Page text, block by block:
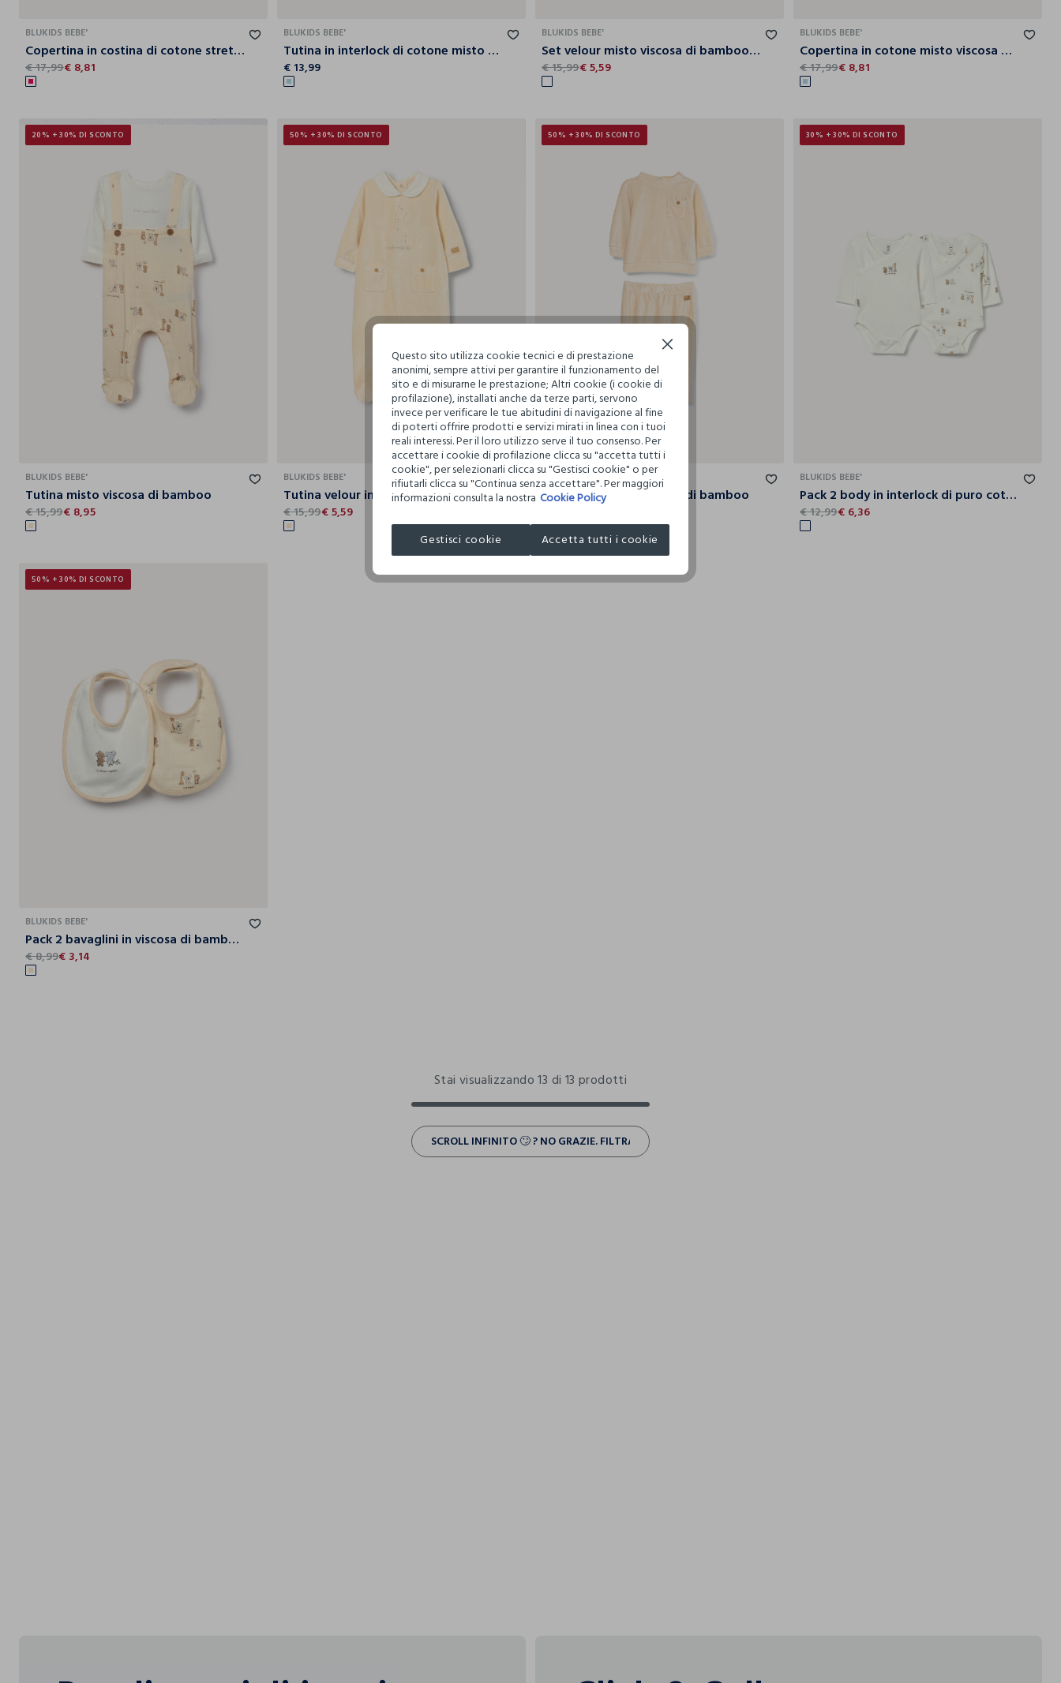
BLUKIDS BEBE'
Copertina in costina di cotone stretch neonata
€ 17,99€ 8,81
BLUKIDS BEBE'
Tutina in interlock di cotone misto viscosa neonato
€ 13,99
BLUKIDS BEBE'
Set velour misto viscosa di bamboo neonato
€ 15,99€ 5,59
BLUKIDS BEBE'
Copertina in cotone misto viscosa di bamboo neonato
€ 17,99€ 8,81
20% + 30% DI SCONTO
BLUKIDS BEBE'
Tutina misto viscosa di bamboo
€ 15,99€ 8,95
50% + 30% DI SCONTO
0-1 1-3 3-6 6-9
BLUKIDS BEBE'
Tutina velour in misto viscosa di bamboo
€ 15,99€ 5,59
50% + 30% DI SCONTO
BLUKIDS BEBE'
Set velour misto viscosa di bamboo
30% + 30% DI SCONTO
BLUKIDS BEBE'
Pack 2 body in interlock di puro cotone
€ 12,99€ 6,36
50% + 30% DI SCONTO
BLUKIDS BEBE'
Pack 2 bavaglini in viscosa di bamboo misto cotone
€ 8,99€ 3,14
Stai visualizzando 13 di 13 prodotti
SCROLL INFINITO 🙄 ? NO GRAZIE. FILTRA!
Questo sito utilizza cookie tecnici e di prestazione
anonimi, sempre attivi per garantire il funzionamento del
sito e di misurarne le prestazione; Altri cookie (i cookie di
profilazione), installati anche da terze parti, servono
invece per verificare le tue abitudini di navigazione al fine
di poterti offrire prodotti e servizi mirati in linea con i tuoi
reali interessi. Per il loro utilizzo serve il tuo consenso. Per
accettare i cookie di profilazione clicca su "accetta tutti i
cookie", per selezionarli clicca su "Gestisci cookie" o per
rifiutarli clicca su "Continua senza accettare". Per maggiori
informazioni consulta la nostra Cookie Policy
Gestisci cookie Accetta tutti i cookie
Continua senza accettare